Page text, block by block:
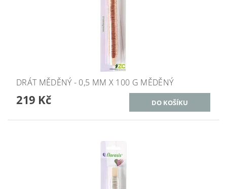
DRÁT MĚDĚNÝ - 0,5 MM X 100 G MĚDĚNÝ
219 Kč